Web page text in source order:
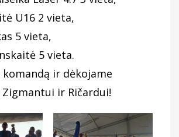
U16 2 vieta,
5 vieta,
5 vieta.
komandą ir dėkojame
ir Ričardui!